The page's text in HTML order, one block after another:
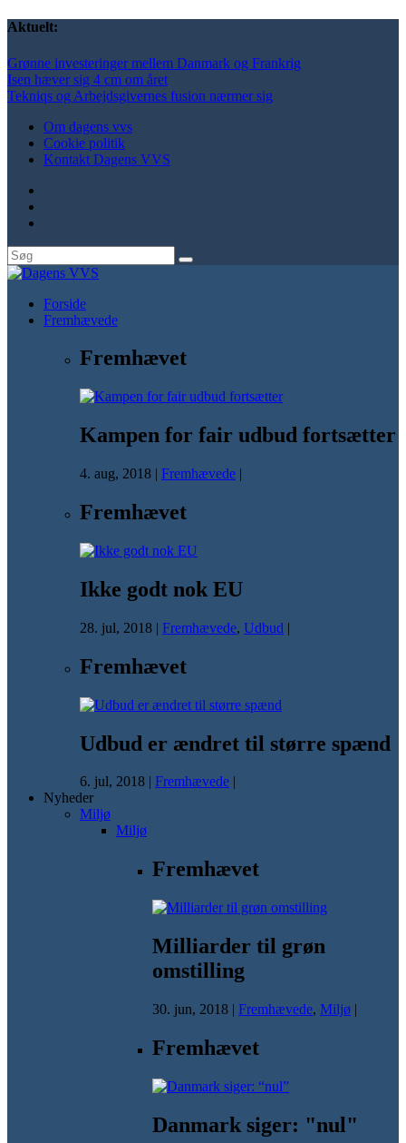
Aktuelt:
Grønne investeringer mellem Danmark og Frankrig
Isen hæver sig 4 cm om året
Tekniqs og Arbejdsgivernes fusion nærmer sig
Om dagens vvs
Cookie politik
Kontakt Dagens VVS
Forside
Fremhævede
Fremhævet
Kampen for fair udbud fortsætter
4. aug, 2018 | Fremhævede |
Fremhævet
Ikke godt nok EU
28. jul, 2018 | Fremhævede, Udbud |
Fremhævet
Udbud er ændret til større spænd
6. jul, 2018 | Fremhævede |
Nyheder
Miljø
Miljø
Fremhævet
Milliarder til grøn
omstilling
30. jun, 2018 | Fremhævede, Miljø |
Fremhævet
Danmark siger: "nul"